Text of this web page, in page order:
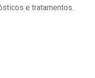
e tratamentos.